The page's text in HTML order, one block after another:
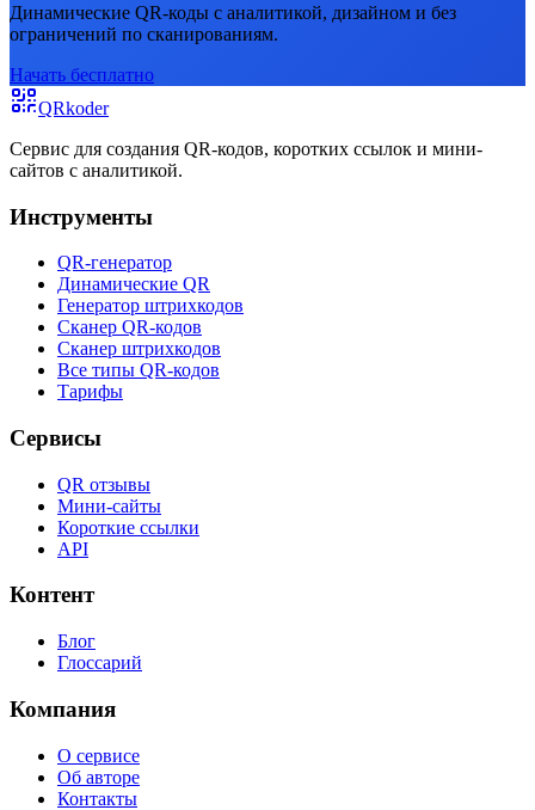
Динамические QR-коды с аналитикой, дизайном и без
ограничений по сканированиям.
Начать бесплатно
QRkoder
Сервис для создания QR-кодов, коротких ссылок и мини-
сайтов с аналитикой.
Инструменты
QR-генератор
Динамические QR
Генератор штрихкодов
Сканер QR-кодов
Сканер штрихкодов
Все типы QR-кодов
Тарифы
Сервисы
QR отзывы
Мини-сайты
Короткие ссылки
API
Контент
Блог
Глоссарий
Компания
О сервисе
Об авторе
Контакты